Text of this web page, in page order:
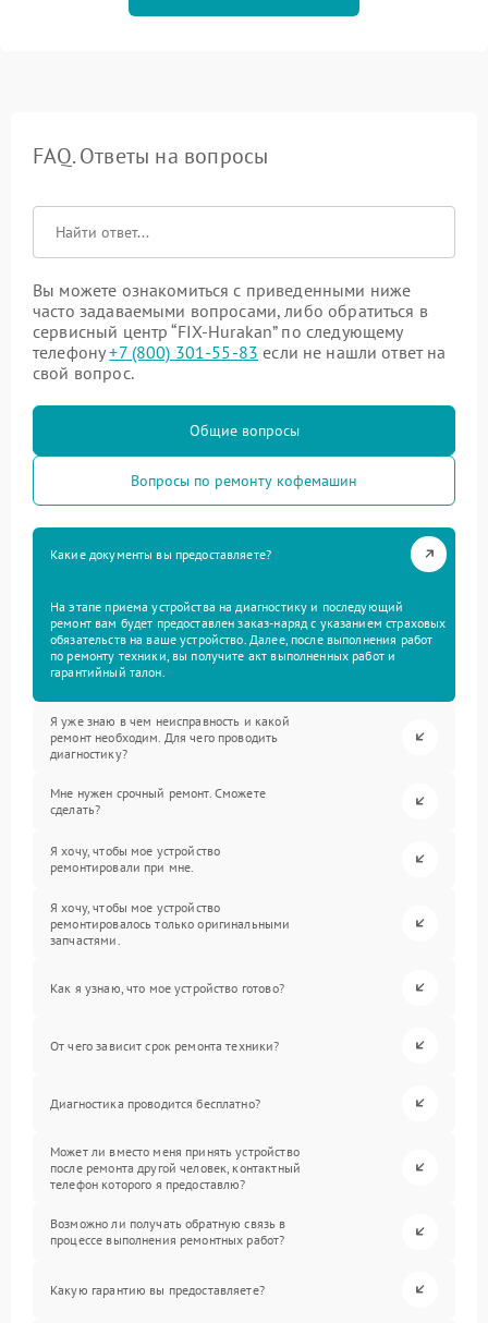
FAQ. Ответы на вопросы
Вы можете ознакомиться с приведенными ниже
часто задаваемыми вопросами, либо обратиться в
сервисный центр “FIX-Hurakan” по следующему
телефону+7 (800) 301-55-83 если не нашли ответ на
свой вопрос.
Общие вопросы
Вопросы по ремонту кофемашин
Какие документы вы предоставляете?
На этапе приема устройства на диагностику и последующий
ремонт вам будет предоставлен заказ-наряд с указанием страховых
обязательств на ваше устройство. Далее, после выполнения работ
по ремонту техники, вы получите акт выполненных работ и
гарантийный талон.
Я уже знаю в чем неисправность и какой
ремонт необходим. Для чего проводить
диагностику?
Мне нужен срочный ремонт. Сможете
сделать?
Я хочу, чтобы мое устройство
ремонтировали при мне.
Я хочу, чтобы мое устройство
ремонтировалось только оригинальными
запчастями.
Как я узнаю, что мое устройство готово?
От чего зависит срок ремонта техники?
Диагностика проводится бесплатно?
Может ли вместо меня принять устройство
после ремонта другой человек, контактный
телефон которого я предоставлю?
Возможно ли получать обратную связь в
процессе выполнения ремонтных работ?
Какую гарантию вы предоставляете?